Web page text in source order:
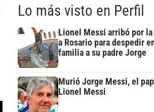
Lo más visto en Perfil
Lionel Messi arribó por la
a Rosario para despedir
familia a su padre Jorge
Murió Jorge Messi, el
Lionel Messi